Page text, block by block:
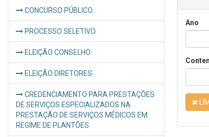
CONCURSO PÚBLICO
PROCESSO SELETIVO
ELEIÇÃO CONSELHO
ELEIÇÃO DIRETORES
CREDENCIAMENTO PARA PRESTAÇÕES
DE SERVIÇOS ESPECIALIZADOS NA
PRESTAÇÃO DE SERVIÇOS MÉDICOS EM
REGIME DE PLANTÕES
Ano